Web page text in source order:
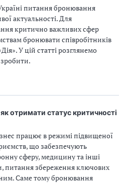
питання бронювання
актуальності. Для
критично важливих сфер
бронювати співробітників
У цій статті розглянемо
отримати статус критичності
працює в режимі підвищеної
що забезпечують
сферу, медицину та інші
питання збереження ключових
Саме тому бронювання